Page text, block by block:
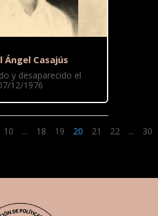
Ángel Casajús
y desaparecido el
12/1976
10 ... 18 19 20 21 22 ... 30